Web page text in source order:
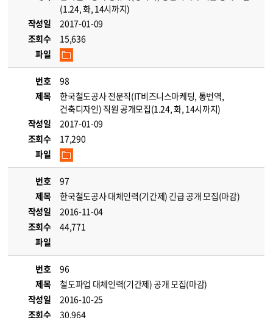
(1.24, 화, 14시까지)
작성일
2017-01-09
조회수
15,636
파일
번호
98
제목
한국철도공사 전문직(IT비즈니스마케팅, 통번역,
건축디자인) 직원 공개모집(1.24, 화, 14시까지)
작성일
2017-01-09
조회수
17,290
파일
번호
97
제목
한국철도공사 대체인력(기간제) 긴급 공개 모집(마감)
작성일
2016-11-04
조회수
44,771
파일
번호
96
제목
철도파업 대체인력(기간제) 공개 모집(마감)
작성일
2016-10-25
조회수
30,964